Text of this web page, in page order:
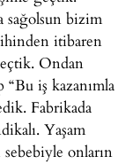
sağolsun bizim
itibaren
Ondan
“Bu iş kazanımla
Fabrikada
Yaşam
sebebiyle onların